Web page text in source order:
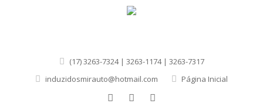
(17) 3263-7324 | 3263-1174 | 3263-7317
induzidosmirauto@hotmail.com
Página Inicial